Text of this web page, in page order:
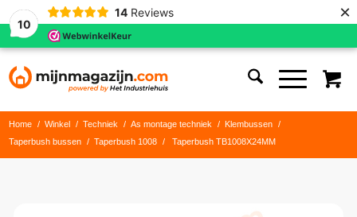
10
14 Reviews ×
Home / Winkel / Techniek / As montage techniek / Klembussen
/
Taperbush bussen
/ Taperbush 1008 / Taperbush TB1008X24MM